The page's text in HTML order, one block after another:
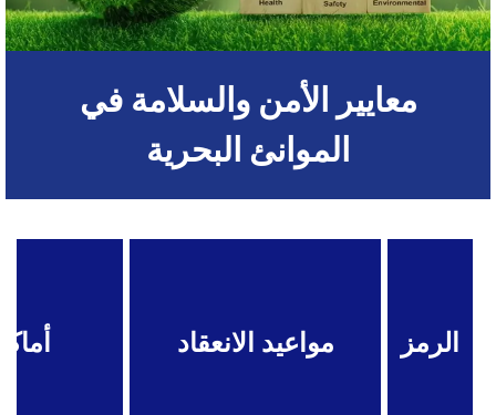
معايير الأمن والسلامة في
الموانئ البحرية
الرمز مواعيد الانعقاد